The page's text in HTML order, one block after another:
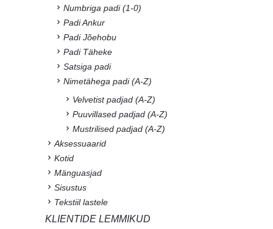
Numbriga padi (1-0)
Padi Ankur
Padi Jõehobu
Padi Täheke
Satsiga padi
Nimetähega padi (A-Z)
Velvetist padjad (A-Z)
Puuvillased padjad (A-Z)
Mustrilised padjad (A-Z)
Aksessuaarid
Kotid
Mänguasjad
Sisustus
Tekstiil lastele
KLIENTIDE LEMMIKUD